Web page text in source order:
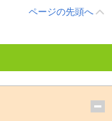
ページの先頭へ